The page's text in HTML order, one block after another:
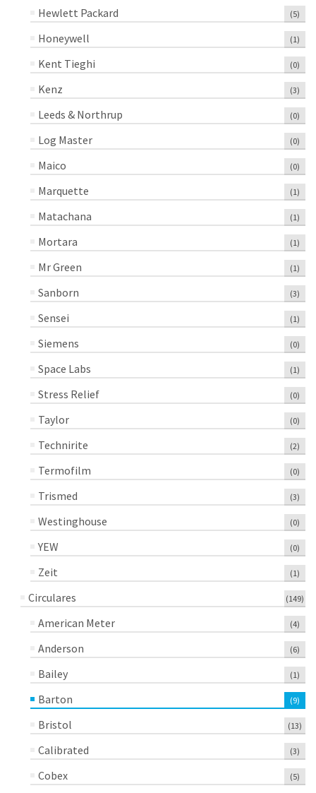
Hewlett Packard (5)
Honeywell (1)
Kent Tieghi (0)
Kenz (3)
Leeds & Northrup (0)
Log Master (0)
Maico (0)
Marquette (1)
Matachana (1)
Mortara (1)
Mr Green (1)
Sanborn (3)
Sensei (1)
Siemens (0)
Space Labs (1)
Stress Relief (0)
Taylor (0)
Technirite (2)
Termofilm (0)
Trismed (3)
Westinghouse (0)
YEW (0)
Zeit (1)
Circulares (149)
American Meter (4)
Anderson (6)
Bailey (1)
Barton (9)
Bristol (13)
Calibrated (3)
Cobex (5)